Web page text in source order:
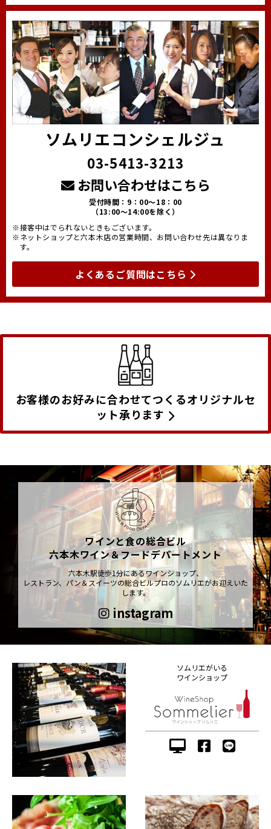
ソムリエコンシェルジュ
03-5413-3213
お問い合わせはこちら
受付時間：9：00～18：00
（13:00～14:00を除く）
※接客中はでられないときもございます。
※ネットショップと六本木店の営業時間、お問い合わせ先は異なりま
す。
よくあるご質問はこちら
お客様のお好みに合わせてつくるオリジナルセ
ット承ります
ワインと食の総合ビル
六本木ワイン＆フードデパートメント
六本木駅徒歩1分にあるワインショップ、
レストラン、パン＆スイーツの総合ビルプロのソムリエがお迎えいた
します。
instagram
ソムリエがいる
ワインショップ